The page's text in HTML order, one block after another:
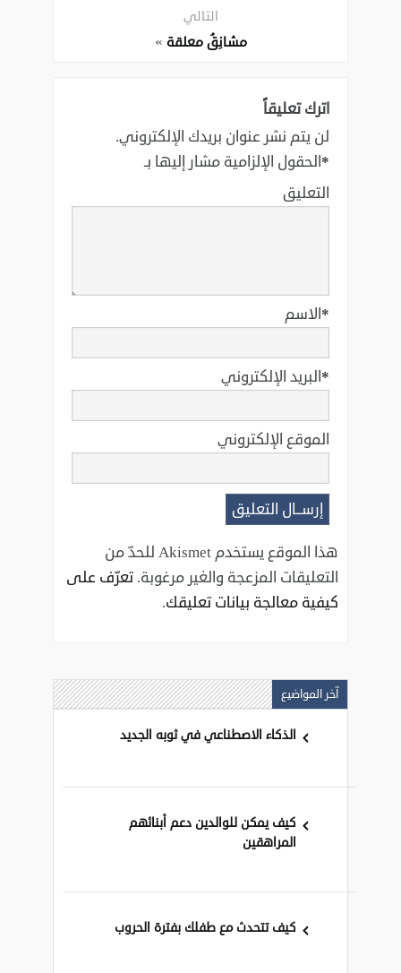
التالي
مشانِقُ معلقة »
اترك تعليقاً
لن يتم نشر عنوان بريدك الإلكتروني.
الحقول الإلزامية مشار إليها بـ*
التعليق
الاسم*
البريد الإلكتروني*
الموقع الإلكتروني
هذا الموقع يستخدم Akismet للحدّ من
التعليقات المزعجة والغير مرغوبة. تعرّف على
كيفية معالجة بيانات تعليقك.
آخر المواضيع
الذكاء الاصطناعي في ثوبه الجديد
كيف يمكن للوالدين دعم أبنائهم
المراهقين
كيف تتحدث مع طفلك بفترة الحروب